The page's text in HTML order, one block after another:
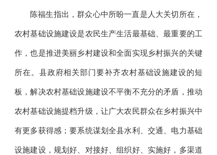
陈福生指出，群众心中所盼一直是人大关切所在，
农村基础设施建设是农民生产生活最基础、最重要的工
作，也是推进美丽乡村建设和全面实现乡村振兴的关键
所在。县政府相关部门要补齐农村基础设施建设的短
板，解决农村基础设施建设不平衡不充分的矛盾，推动
农村基础设施提档升级，让广大农民群众在乡村振兴中
有更多获得感；要系统谋划全县水利、交通、电力基础
设施建设，规划好、对接好、组织好、实施好，多渠道